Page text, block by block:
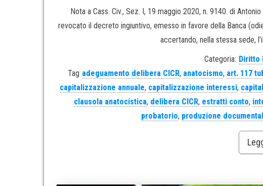
Nota a Cass. Civ., Sez. I, 19 maggio 2020, n. 9140. di
revocato il decreto ingiuntivo, emesso in favore della Banca
accertando, nella stessa sede,
Categoria: Diritto
Tag adeguamento delibera CICR, anatocismo, art. 117
capitalizzazione annuale, capitalizzazione interessi,
clausola anatocistica, delibera CICR, estratti conto,
probatorio, produzione